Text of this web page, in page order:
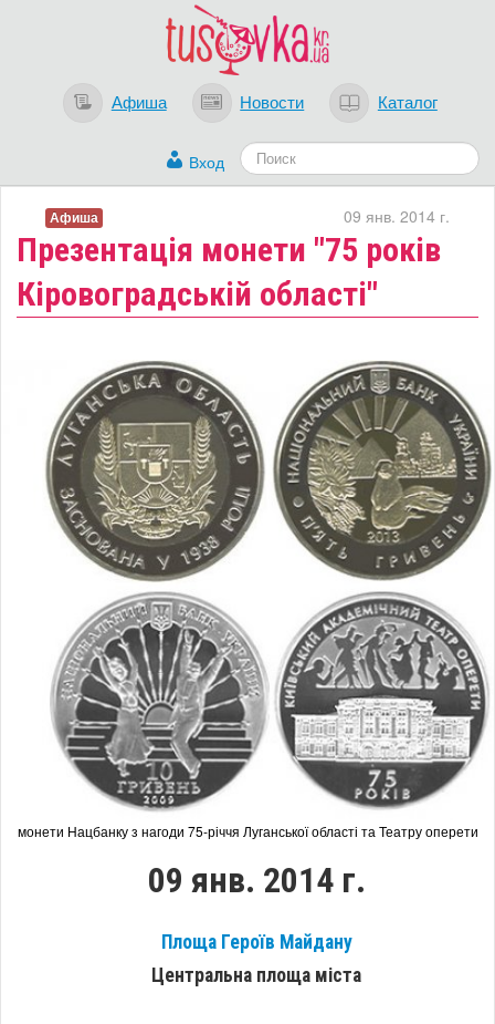
Афиша Новости Каталог
Вход
Презентація монети "75 років
Кіровоградській області"
09 янв. 2014 г.
Афиша
монети Нацбанку з нагоди 75-річчя Луганської області та Театру оперети
09 янв. 2014 г.
Площа Героїв Майдану
Центральна площа міста